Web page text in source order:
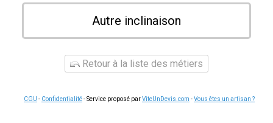
Autre inclinaison
Retour à la liste des métiers
CGU - Confidentialité- Service proposé parViteUnDevis.com -Vous êtes un artisan ?